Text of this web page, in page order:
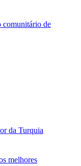
comunitário de
da Turquia
melhores